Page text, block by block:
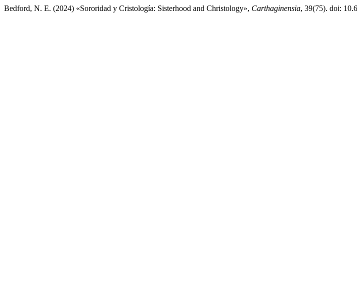
Bedford, N. E. (2024) «Sororidad y Cristología: Sisterhood and Christology», Carthaginensia, 39(75). doi: